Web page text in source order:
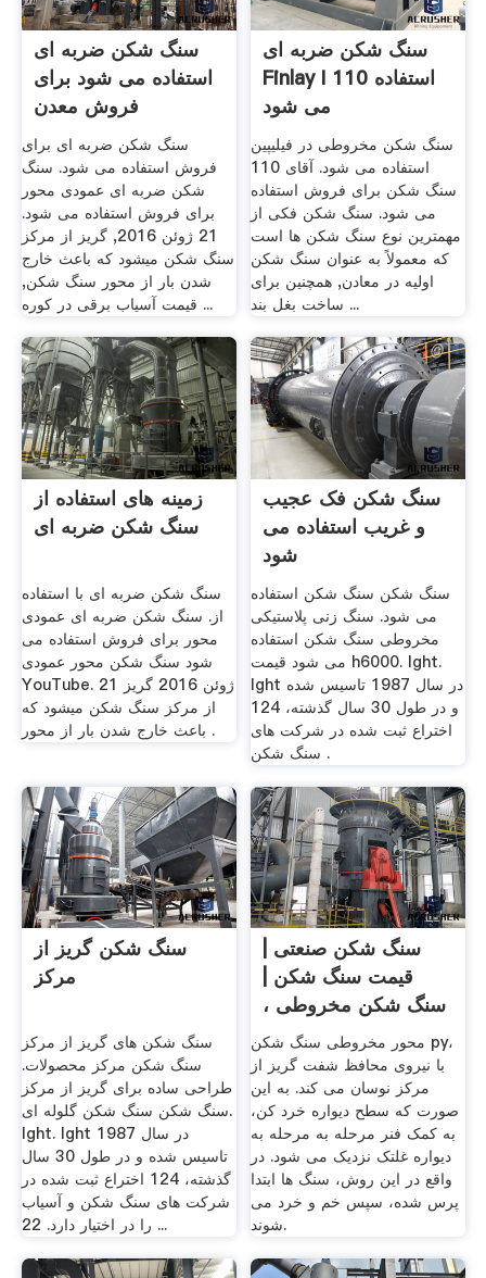
سنگ شکن ضربه ای
استفاده می شود برای
فروش معدن
سنگ شکن ضربه ای برای
فروش استفاده می شود. سنگ
شکن ضربه ای عمودی محور
برای فروش استفاده می شود.
21 ژوئن 2016, گریز از مرکز
سنگ شکن ميشود كه باعث خارج
شدن بار از محور سنگ شکن,
قیمت آسیاب برقی در کوره ...
سنگ شکن ضربه ای
Finlay I 110 استفاده
می شود
سنگ شکن مخروطی در فیلیپین
استفاده می شود. آقای 110
سنگ شکن برای فروش استفاده
می شود. سنگ شکن فکی از
مهمترین نوع سنگ شکن ها است
که معمولاً به عنوان سنگ شکن
اولیه در معادن, همچنین برای
ساخت بغل بند ...
زمینه های استفاده از
سنگ شکن ضربه ای
سنگ شکن ضربه ای با استفاده
از. سنگ شکن ضربه ای عمودی
محور برای فروش استفاده می
شود سنگ شکن محور عمودی
YouTube. 21 ژوئن 2016 گریز
از مرکز سنگ شکن ميشود كه
باعث خارج شدن بار از محور .
سنگ شکن فک عجیب
و غریب استفاده می
شود
سنگ شکن سنگ شکن استفاده
می شود. سنگ زنی پلاستیکی
مخروطی سنگ شکن استفاده
می شود قیمت h6000. lght.
lght در سال 1987 تاسیس شده
و در طول 30 سال گذشته، 124
اختراع ثبت شده در شركت های
سنگ شكن .
سنگ شکن گریز از
مرکز
سنگ شکن های گریز از مرکز
سنگ شکن مرکز محصولات.
طراحی ساده برای گریز از مرکز
سنگ شکن سنگ شکن گلوله ای.
lght. lght در سال 1987
تاسیس شده و در طول 30 سال
گذشته، 124 اختراع ثبت شده در
شركت های سنگ شكن و آسیاب
را در اختیار دارد. 22 ...
سنگ شکن صنعتی |
قیمت سنگ شکن |
سنگ شکن مخروطی ،
چکشی ، فکی
محور مخروطی سنگ شکن py،
با نیروی محافظ شفت گریز از
مرکز نوسان می کند. به این
صورت که سطح دیواره خرد کن،
به کمک فنر مرحله به مرحله به
دیواره غلتک نزدیک می شود. در
واقع در این روش، سنگ ها ابتدا
پرس شده، سپس خم و خرد می
شوند.